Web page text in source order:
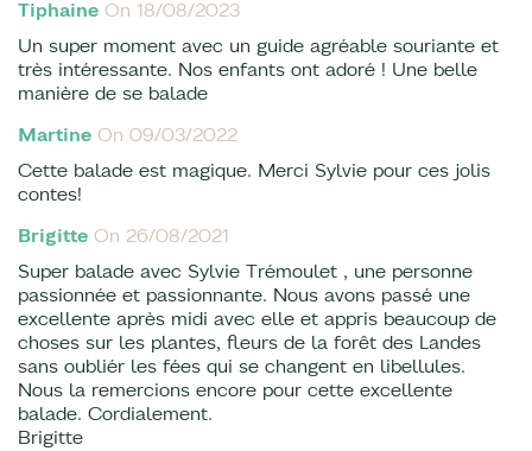
Tiphaine On 18/08/2023
Un super moment avec un guide agréable souriante et
très intéressante. Nos enfants ont adoré ! Une belle
manière de se balade
Martine On 09/03/2022
Cette balade est magique. Merci Sylvie pour ces jolis
contes!
Brigitte On 26/08/2021
Super balade avec Sylvie Trémoulet , une personne
passionnée et passionnante. Nous avons passé une
excellente après midi avec elle et appris beaucoup de
choses sur les plantes, fleurs de la forêt des Landes
sans oubliér les fées qui se changent en libellules.
Nous la remercions encore pour cette excellente
balade. Cordialement.
Brigitte